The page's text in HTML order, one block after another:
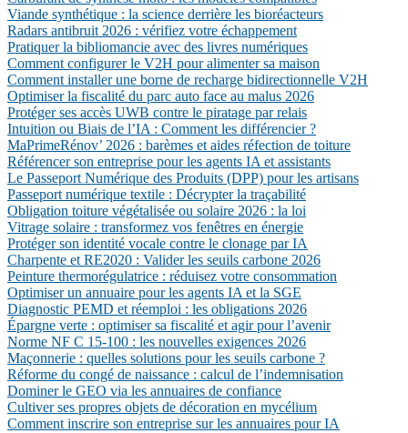
Viande synthétique : la science derrière les bioréacteurs
Radars antibruit 2026 : vérifiez votre échappement
Pratiquer la bibliomancie avec des livres numériques
Comment configurer le V2H pour alimenter sa maison
Comment installer une borne de recharge bidirectionnelle V2H
Optimiser la fiscalité du parc auto face au malus 2026
Protéger ses accès UWB contre le piratage par relais
Intuition ou Biais de l’IA : Comment les différencier ?
MaPrimeRénov’ 2026 : barèmes et aides réfection de toiture
Référencer son entreprise pour les agents IA et assistants
Le Passeport Numérique des Produits (DPP) pour les artisans
Passeport numérique textile : Décrypter la traçabilité
Obligation toiture végétalisée ou solaire 2026 : la loi
Vitrage solaire : transformez vos fenêtres en énergie
Protéger son identité vocale contre le clonage par IA
Charpente et RE2020 : Valider les seuils carbone 2026
Peinture thermorégulatrice : réduisez votre consommation
Optimiser un annuaire pour les agents IA et la SGE
Diagnostic PEMD et réemploi : les obligations 2026
Épargne verte : optimiser sa fiscalité et agir pour l’avenir
Norme NF C 15-100 : les nouvelles exigences 2026
Maçonnerie : quelles solutions pour les seuils carbone ?
Réforme du congé de naissance : calcul de l’indemnisation
Dominer le GEO via les annuaires de confiance
Cultiver ses propres objets de décoration en mycélium
Comment inscrire son entreprise sur les annuaires pour IA